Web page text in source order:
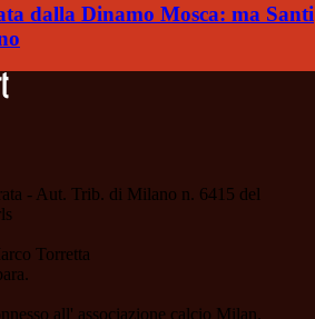
dalla Dinamo Mosca: ma Santi
- Aut. Trib. di Milano n. 6415 del
Torretta
all' associazione calcio Milan.